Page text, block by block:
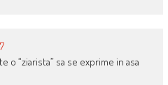
o “ziarista” sa se exprime in asa